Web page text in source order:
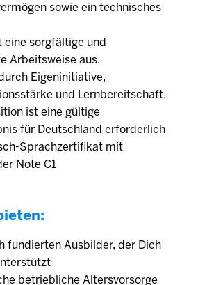
sowie ein technisches
eine sorgfältige und
Arbeitsweise aus.
Eigeninitiative,
und Lernbereitschaft.
ist eine gültige
für Deutschland erforderlich
Sprachzertifikat mit
Note C1
fundierten Ausbilder, der Dich
betriebliche Altersvorsorge